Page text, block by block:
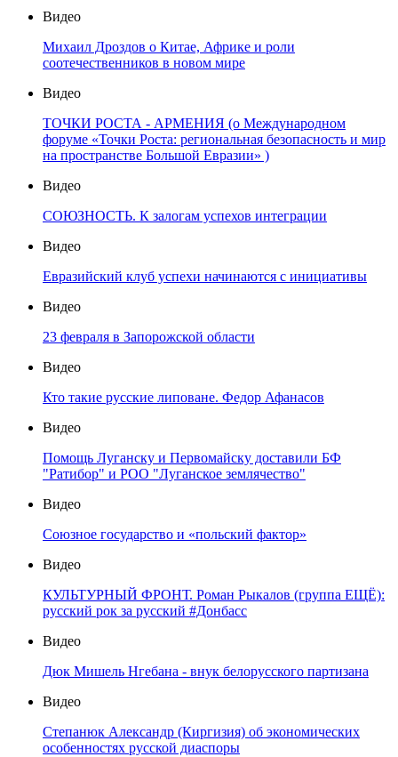
Видео
Михаил Дроздов о Китае, Африке и роли
соотечественников в новом мире
Видео
ТОЧКИ РОСТА - АРМЕНИЯ (о Международном
форуме «Точки Роста: региональная безопасность и мир
на пространстве Большой Евразии» )
Видео
СОЮЗНОСТЬ. К залогам успехов интеграции
Видео
Евразийский клуб успехи начинаются с инициативы
Видео
23 февраля в Запорожской области
Видео
Кто такие русские липоване. Федор Афанасов
Видео
Помощь Луганску и Первомайску доставили БФ
"Ратибор" и РОО "Луганское землячество"
Видео
Союзное государство и «польский фактор»
Видео
КУЛЬТУРНЫЙ ФРОНТ. Роман Рыкалов (группа ЕЩЁ):
русский рок за русский #Донбасс
Видео
Дюк Мишель Нгебана - внук белорусского партизана
Видео
Степанюк Александр (Киргизия) об экономических
особенностях русской диаспоры